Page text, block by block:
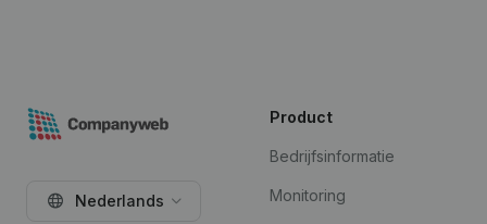
Nederlands
Product
Bedrijfsinformatie
Monitoring